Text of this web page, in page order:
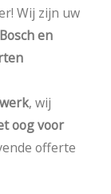
Wij zijn uw
en
, wij
oog voor
offerte